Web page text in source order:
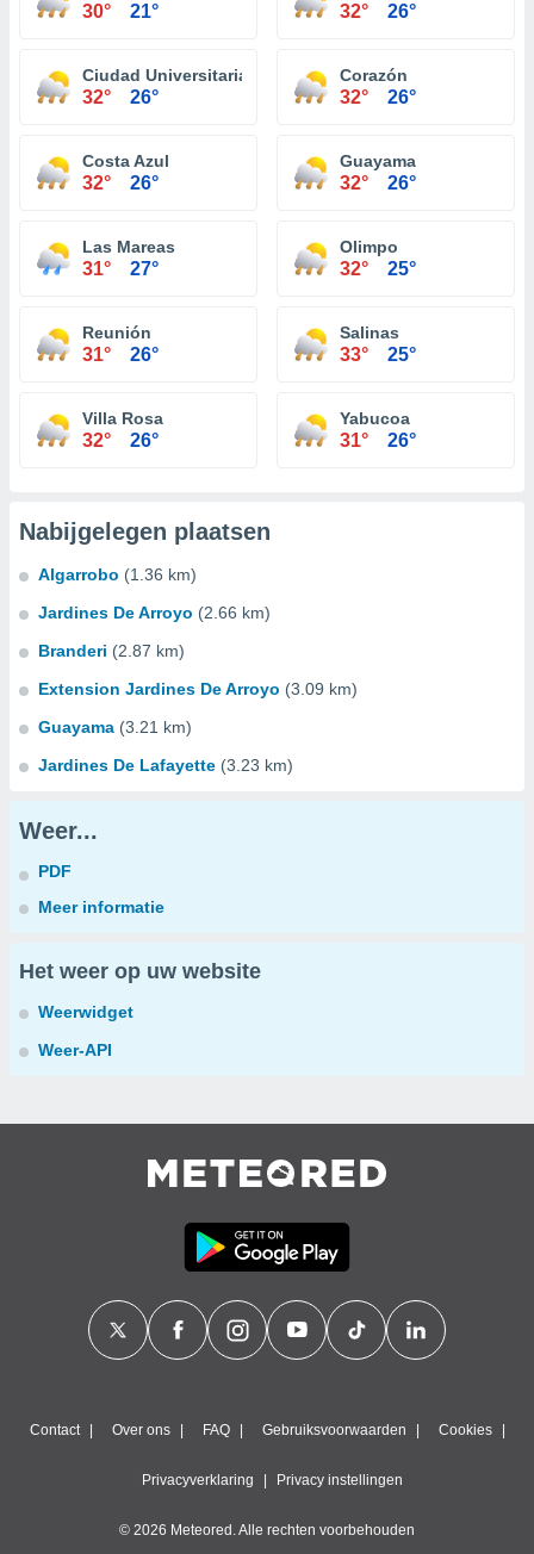
30° 21° 32° 26°
Ciudad Universitaria
32° 26°
Corazón
32° 26°
Costa Azul
32° 26°
Guayama
32° 26°
Las Mareas
31° 27°
Olimpo
32° 25°
Reunión
31° 26°
Salinas
33° 25°
Villa Rosa
32° 26°
Yabucoa
31° 26°
Nabijgelegen plaatsen
Algarrobo (1.36 km)
Jardines De Arroyo (2.66 km)
Branderi (2.87 km)
Extension Jardines De Arroyo (3.09 km)
Guayama (3.21 km)
Jardines De Lafayette (3.23 km)
Weer...
PDF
Meer informatie
Het weer op uw website
Weerwidget
Weer-API
Contact Over ons FAQ Gebruiksvoorwaarden Cookies
Privacyverklaring Privacy instellingen
© 2026 Meteored. Alle rechten voorbehouden